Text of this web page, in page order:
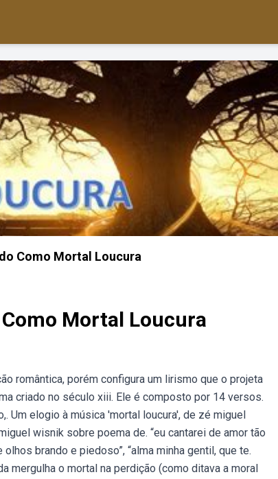
Como Mortal Loucura
Mortal Loucura
romântica, porém configura um lirismo que o projeta
criado no século xiii. Ele é composto por 14 versos.
Um elogio à música 'mortal loucura', de zé miguel
wisnik sobre poema de. “eu cantarei de amor tão
brando e piedoso”, “alma minha gentil, que te.
mergulha o mortal na perdição (como ditava a moral